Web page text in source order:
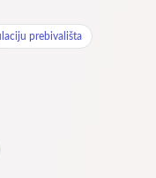
prebivališta